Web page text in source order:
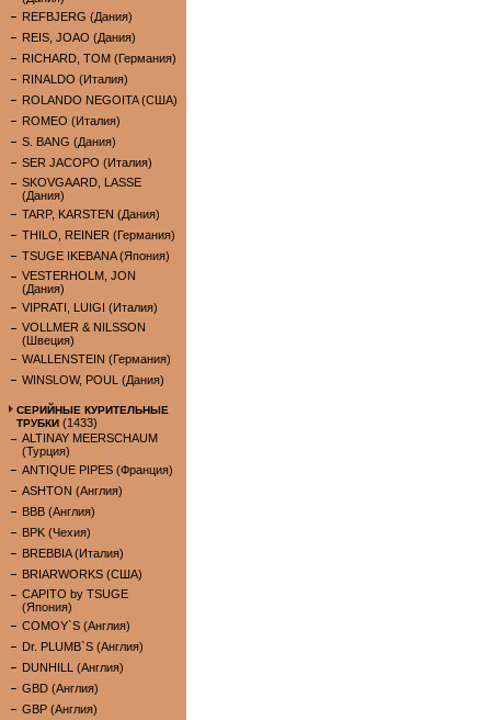
REFBJERG (Дания)
REIS, JOAO (Дания)
RICHARD, TOM (Германия)
RINALDO (Италия)
ROLANDO NEGOITA (США)
ROMEO (Италия)
S. BANG (Дания)
SER JACOPO (Италия)
SKOVGAARD, LASSE
(Дания)
TARP, KARSTEN (Дания)
THILO, REINER (Германия)
TSUGE IKEBANA (Япония)
VESTERHOLM, JON
(Дания)
VIPRATI, LUIGI (Италия)
VOLLMER & NILSSON
(Швеция)
WALLENSTEIN (Германия)
WINSLOW, POUL (Дания)
СЕРИЙНЫЕ КУРИТЕЛЬНЫЕ
ТРУБКИ (1433)
ALTINAY MEERSCHAUM
(Турция)
ANTIQUE PIPES (Франция)
ASHTON (Англия)
BBB (Англия)
BPK (Чехия)
BREBBIA (Италия)
BRIARWORKS (США)
CAPITO by TSUGE
(Япония)
COMOY`S (Англия)
Dr. PLUMB`S (Англия)
DUNHILL (Англия)
GBD (Англия)
GBP (Англия)